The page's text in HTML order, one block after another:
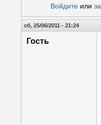
Войдитеили
сб, 25/06/2011 - 21:24
Гость